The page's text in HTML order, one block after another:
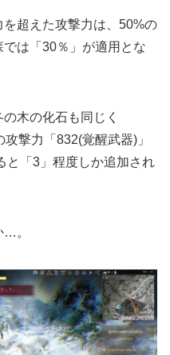
超えた攻撃力は、50%の
は「30％」が適用とな
木の化石も同じく
撃力「832(覚醒武器)」
と「3」程度しか追加され
…。